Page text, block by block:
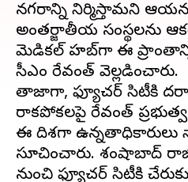
నగరాన్ని నిర్మిస్తామని
అంతర్జాతీయ సంస్థలను
మెడికల్ హబ్‌గా ఈ
సీఎం రేవంత్ వెల్లడించారు.
తాజాగా, ఫ్యూచర్ సిటీకి
రాకపోకలపై రేవంత్
ఈ దిశగా ఉన్నతాధికారులు
సూచించారు. శంషాబాద్
నుంచి ఫ్యూచర్ సిటీకి